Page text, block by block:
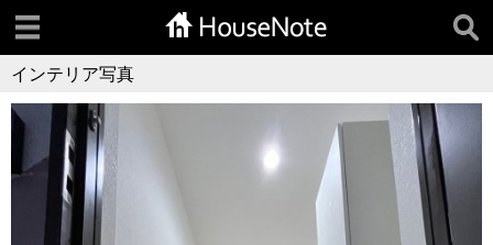
インテリア写真